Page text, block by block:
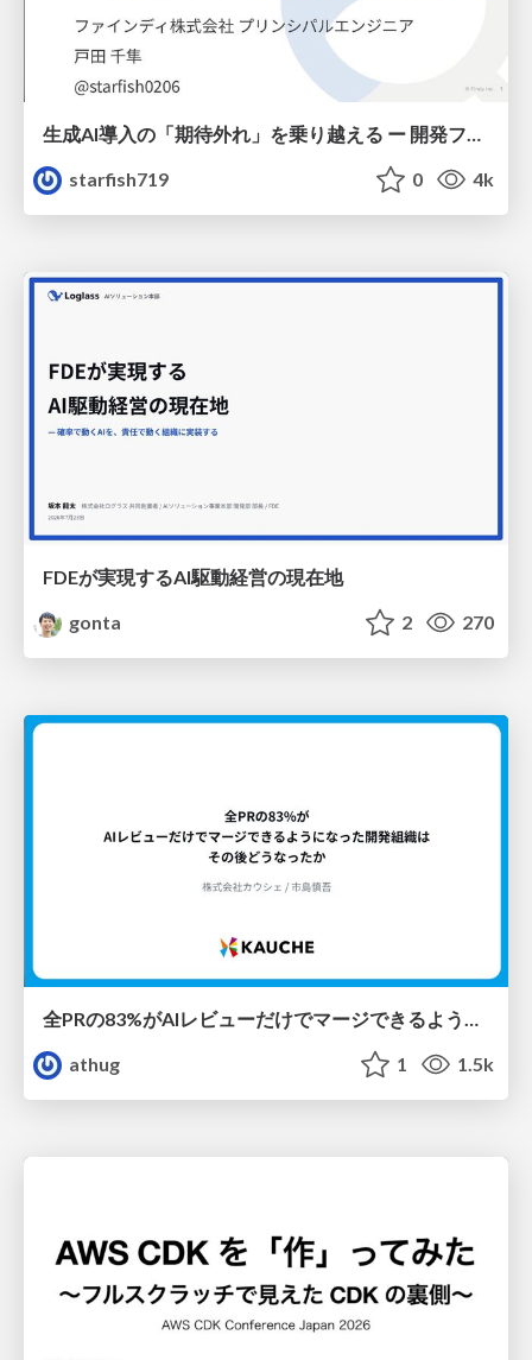
生成AI導入の「期待外れ」を乗り越える ー 開発フロー改革が目指す、真の組織変革
starfish719
0 4k
FDEが実現するAI駆動経営の現在地
gonta
2 270
全PRの83%がAIレビューだけでマージできるようになった開発組織はその後どうなったか
athug
1 1.5k